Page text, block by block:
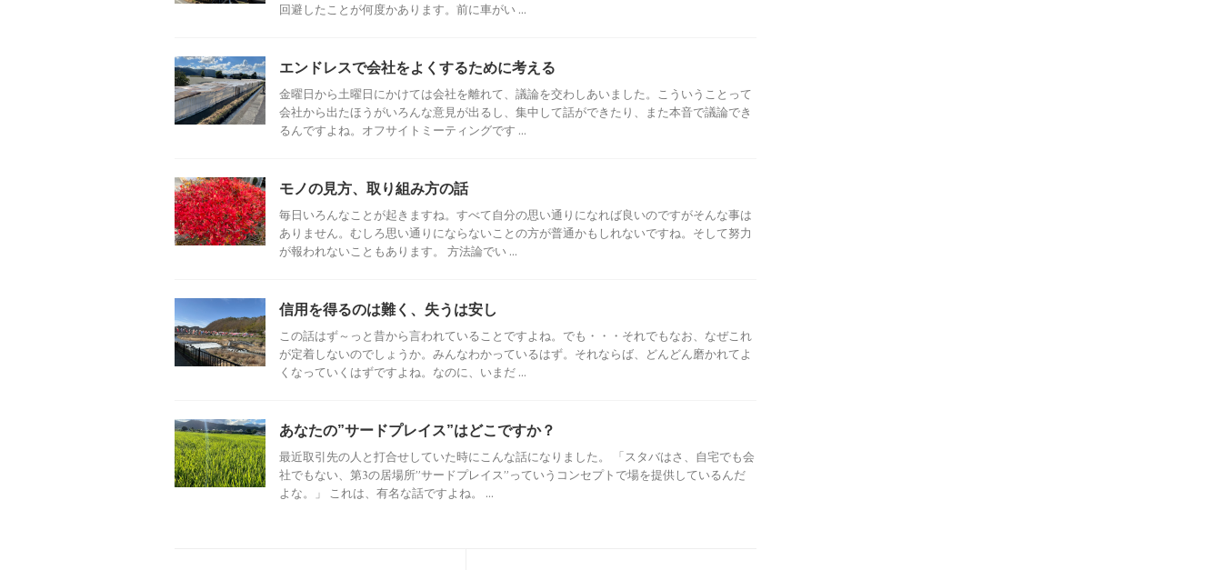
回避したことが何度かあります。前に車がい ...
エンドレスで会社をよくするために考える
金曜日から土曜日にかけては会社を離れて、議論を交わしあいました。こういうことって
会社から出たほうがいろんな意見が出るし、集中して話ができたり、また本音で議論でき
るんですよね。オフサイトミーティングです ...
モノの見方、取り組み方の話
毎日いろんなことが起きますね。すべて自分の思い通りになれば良いのですがそんな事は
ありません。むしろ思い通りにならないことの方が普通かもしれないですね。そして努力
が報われないこともあります。 方法論でい ...
信用を得るのは難く、失うは安し
この話はず～っと昔から言われていることですよね。でも・・・それでもなお、なぜこれ
が定着しないのでしょうか。みんなわかっているはず。それならば、どんどん磨かれてよ
くなっていくはずですよね。なのに、いまだ ...
あなたの”サードプレイス”はどこですか？
最近取引先の人と打合せしていた時にこんな話になりました。 「スタバはさ、自宅でも会
社でもない、第3の居場所”サードプレイス”っていうコンセプトで場を提供しているんだ
よな。」 これは、有名な話ですよね。 ...